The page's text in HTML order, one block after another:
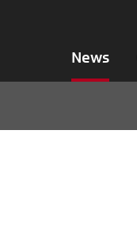
News